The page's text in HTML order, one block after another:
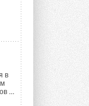
в
...